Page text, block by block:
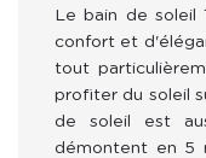
Le bain de soleil
confort et
tout
profiter du soleil
de soleil est
démontent en 5